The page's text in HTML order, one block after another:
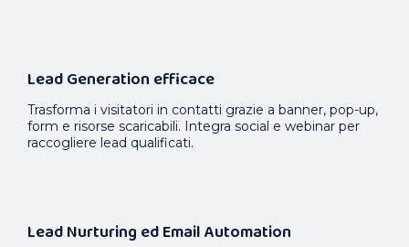
Lead Generation efficace
Trasforma i visitatori in contatti grazie a banner, pop-up,
form e risorse scaricabili. Integra social e webinar per
raccogliere lead qualificati.
Lead Nurturing ed Email Automation